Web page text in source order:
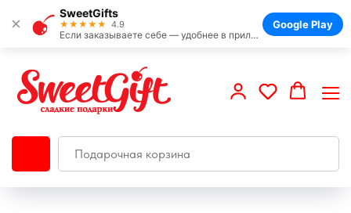
×
SweetGifts
★★★★★ 4.9
Если заказываете себе — удобнее в приложении
Google Play